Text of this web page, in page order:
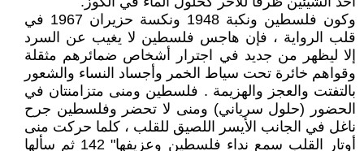
وكون فلسطين ونكبة 1948 ونكسة حزيران 1967 في
قلب الرواية ، فإن هاجس فلسطين لا يغيب عن السرد
إلا ليظهر من جديد في اجترار أشخاص ضمائرهم مثقلة
وقواهم خائرة تحت سياط الخمر وأجساد النساء والشعور
بالتفتت والعجز والهزيمة . فلسطين ومنى متزامنتان في
الحضور (حلول سرياني) ومنى لا تحضر وفلسطين جرح
ناغل في الجانب الأيسر اللصيق للقلب ، كلما حركت منى
أوتار القلب سمع نداء فلسطين وعزيفها" 142 ثم سألها